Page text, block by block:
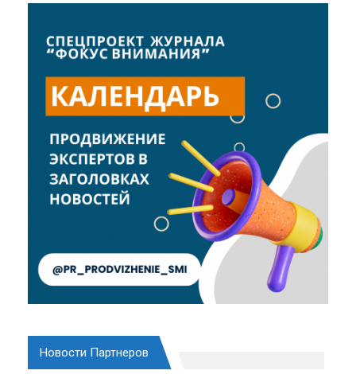
Новости Партнеров